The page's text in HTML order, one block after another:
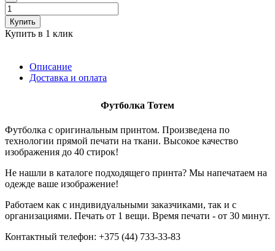
Купить
Купить в 1 клик
Описание
Доставка и оплата
Футболка Тотем
Футболка с оригинальным принтом. Произведена по
технологии прямой печати на ткани. Высокое качество
изображения до 40 стирок!
Не нашли в каталоге подходящего принта? Мы напечатаем на
одежде ваше изображение!
Работаем как с индивидуальными заказчиками, так и с
организациями. Печать от 1 вещи. Время печати - от 30 минут.
Контактный телефон: +375 (44) 733-33-83